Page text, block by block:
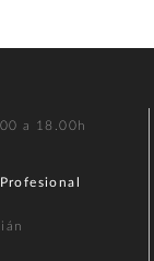
a 18.00h